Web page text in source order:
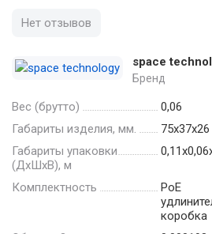
Нет отзывов
space
Бренд
Вес (брутто)
0,06
Габариты изделия, мм.
Габариты упаковки
(ДхШхВ), м
Комплектность
PoE
коробка